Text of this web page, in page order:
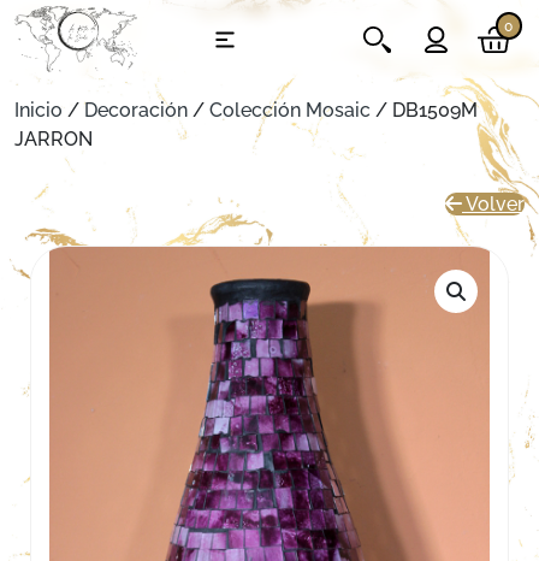
0
Inicio / Decoración / Colección Mosaic / DB1509M
JARRON
Volver